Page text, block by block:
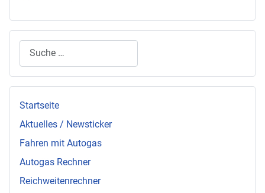
Startseite
Aktuelles / Newsticker
Fahren mit Autogas
Autogas Rechner
Reichweitenrechner